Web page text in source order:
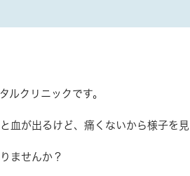
ルクリニックです。
血が出るけど、痛くないから様子を見
ませんか？